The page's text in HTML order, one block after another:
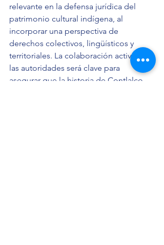
relevante en la defensa jurídica del
patrimonio cultural indígena, al
incorporar una perspectiva de
derechos colectivos, lingüísticos y
territoriales. La colaboración activa de
las autoridades será clave para
asegurar que la historia de Contlalco